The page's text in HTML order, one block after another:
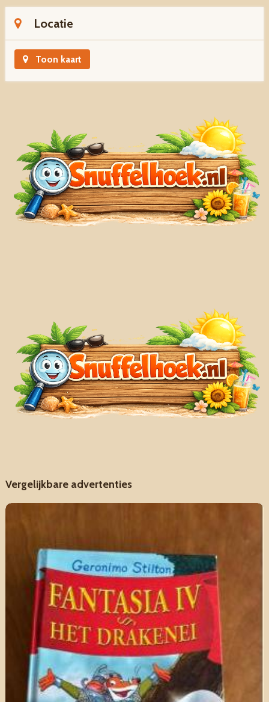
Locatie
Toon kaart
Vergelijkbare advertenties